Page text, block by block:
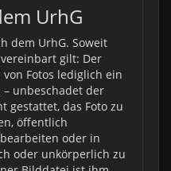
UrhG
dem UrhG. Soweit
gilt: Der
Fotos lediglich ein
– unbeschadet der
gestattet, das Foto zu
öffentlich
oder in
oder unkörperlich zu